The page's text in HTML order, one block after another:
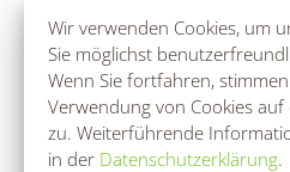
Wir verwenden Cookies, um
Sie möglichst
Wenn Sie fortfahren,
Verwendung von Cookies auf
zu. Weiterführende
in der Datenschutzerklärung.
RANGERTOUR: IM REICH DES
28. August 2026 09:00 – 15:00 Uhr
/ Wanderung
Der Spreewald ist weithin für
bekannt. Doch wer die
Fließlabyrinths wirklich